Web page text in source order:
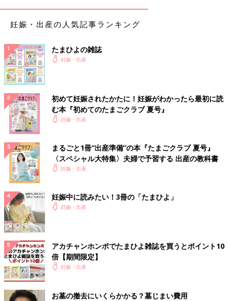
妊娠・出産の人気記事ランキング
たまひよの雑誌
妊娠・出産
初めて妊娠されたかたに！妊娠がわかったら最初に読
む本『初めてのたまごクラブ 夏号』
妊娠・出産
まるごと1冊“出産準備”の本『たまごクラブ 夏号』
〈スペシャル大特集〉夫婦で予習する 出産の教科書
妊娠・出産
妊娠中に読みたい！3冊の「たまひよ」
妊娠・出産
アカチャンホンポでたまひよ雑誌を買うとポイント10
倍【期間限定】
妊娠・出産
お墓の撤去にいくらかかる？墓じまい費用